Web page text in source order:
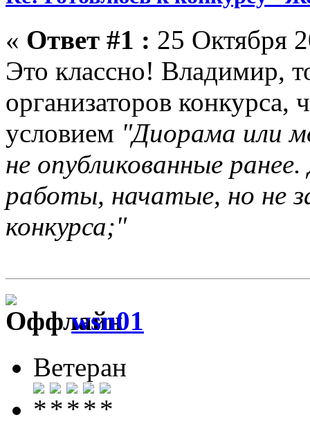
« Ответ #1 : 25 Октября
Это классно! Владимир,
организаторов
условием "Диорама или
не опубликованные
работы, начатые, но не
конкурса;"
wsn01
Ветеран